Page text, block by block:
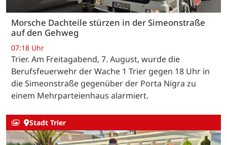
Morsche Dachteile stürzen in der Simeonstraße
auf den Gehweg
07:18 Uhr
Trier. Am Freitagabend, 7. August, wurde die
Berufsfeuerwehr der Wache 1 Trier gegen 18 Uhr in
die Simeonstraße gegenüber der Porta Nigra zu
einem Mehrparteienhaus alarmiert.
Stadt Trier